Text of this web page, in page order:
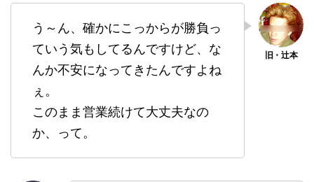
う～ん、確かにこっからが勝負っ
ていう気もしてるんですけど、な
んか不安になってきたんですよね
ぇ。
このまま営業続けて大丈夫なの
か、って。